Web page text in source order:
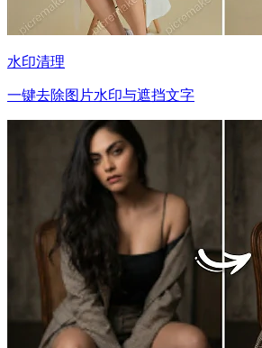
水印清理
一键去除图片水印与遮挡文字